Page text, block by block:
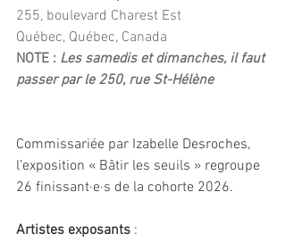
255, boulevard Charest Est
Québec, Québec, Canada
NOTE : Les samedis et dimanches, il faut
passer par le 250, rue St-Hélène
Commissariée par Izabelle Desroches,
l’exposition « Bâtir les seuils » regroupe
26 finissant∙e∙s de la cohorte 2026.
Artistes exposants :